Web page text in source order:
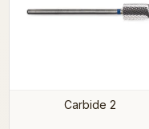
Carbide 2